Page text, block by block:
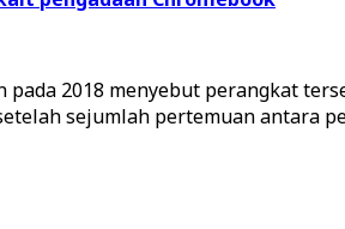
2018 menyebut perangkat
sejumlah pertemuan antara